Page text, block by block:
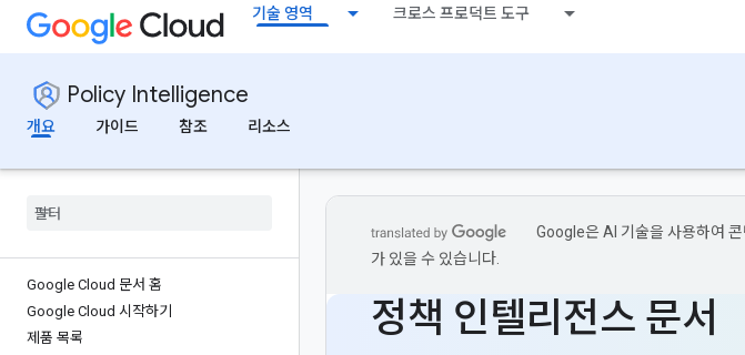
기술 영역 크로스 프로덕트 도구
Policy Intelligence
개요
가이드 참조 리소스
Google Cloud 문서 홈
Google Cloud 시작하기
제품 목록
Google은 AI 기술을 사용하여
가 있을 수 있습니다.
정책 인텔리전스 문서